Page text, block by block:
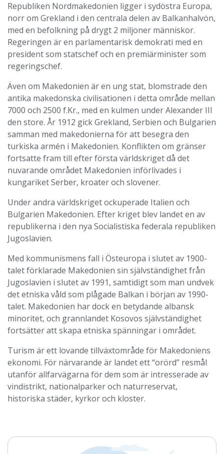
Republiken Nordmakedonien ligger i sydöstra Europa,
norr om Grekland i den centrala delen av Balkanhalvön,
med en befolkning på drygt 2 miljoner människor.
Regeringen är en parlamentarisk demokrati med en
president som statschef och en premiärminister som
regeringschef.
Även om Makedonien är en ung stat, blomstrade den
antika makedonska civilisationen i detta område mellan
7000 och 2500 f.Kr., med en kulmen under Alexander III
den store. År 1912 gick Grekland, Serbien och Bulgarien
samman med makedonierna för att besegra den
turkiska armén i Makedonien. Konflikten om gränser
fortsatte fram till efter första världskriget då det
nuvarande området Makedonien införlivades i
kungariket Serber, kroater och slovener.
Under andra världskriget ockuperade Italien och
Bulgarien Makedonien. Efter kriget blev landet en av
republikerna i den nya Socialistiska federala republiken
Jugoslavien.
Med kommunismens fall i Östeuropa i slutet av 1900-
talet förklarade Makedonien sin självständighet från
Jugoslavien i slutet av 1991, samtidigt som man undvek
det etniska våld som plågade Balkan i början av 1990-
talet. Makedonien har dock en betydande albansk
minoritet, och grannlandet Kosovos självständighet
fortsätter att skapa etniska spänningar i området.
Turism är ett lovande tillväxtområde för Makedoniens
ekonomi. För närvarande är landet ett “orörd” resmål
utanför allfarvägarna för dem som är intresserade av
vindistrikt, nationalparker och naturreservat,
historiska städer, kyrkor och kloster.